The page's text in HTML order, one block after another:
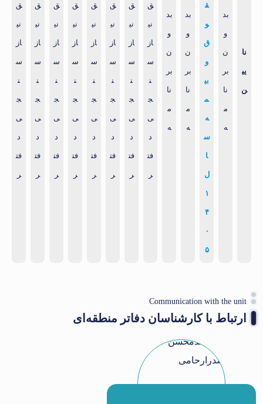
نا
یی
ن
بد
و
ن
بر
نا
م
ه
ق
و
ق
و
بی
م
ه
س
ا
ل
۱
۴
۰
۵
بد
و
ن
بر
نا
م
ه
بد
و
ن
بر
نا
م
ه
ق
نی
از
س
ن
ج
ی
د
فت
ر
ق
نی
از
س
ن
ج
ی
د
فت
ر
ق
نی
از
س
ن
ج
ی
د
فت
ر
ق
نی
از
س
ن
ج
ی
د
فت
ر
ق
نی
از
س
ن
ج
ی
د
فت
ر
ق
نی
از
س
ن
ج
ی
د
فت
ر
ق
نی
از
س
ن
ج
ی
د
فت
ر
ق
نی
از
س
ن
ج
ی
د
فت
ر
Communication with the unit
ارتباط با کارشناسان دفاتر منطقه‌ای